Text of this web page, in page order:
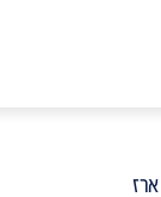
ארז